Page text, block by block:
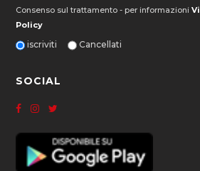
Consenso sul trattamento - per informazioni
Policy
iscriviti Cancellati
SOCIAL